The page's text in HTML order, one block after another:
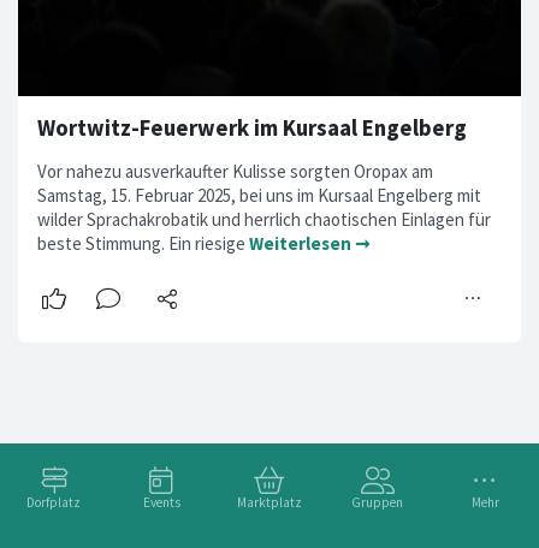
Dorfplatz Events Marktplatz Gruppen Mehr
Wortwitz-Feuerwerk im Kursaal Engelberg
Vor nahezu ausverkaufter Kulisse sorgten Oropax am
Samstag, 15. Februar 2025, bei uns im Kursaal Engelberg mit
wilder Sprachakrobatik und herrlich chaotischen Einlagen für
beste Stimmung. Ein riesige Weiterlesen ➞